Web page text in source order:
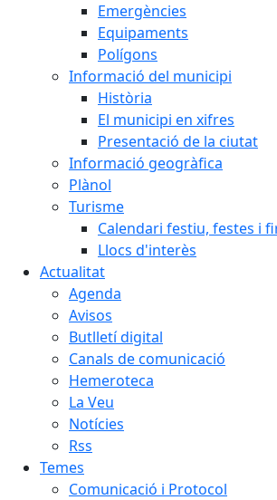
Emergències
Equipaments
Polígons
Informació del municipi
Història
El municipi en xifres
Presentació de la ciutat
Informació geogràfica
Plànol
Turisme
Calendari festiu, festes i
Llocs d'interès
Actualitat
Agenda
Avisos
Butlletí digital
Canals de comunicació
Hemeroteca
La Veu
Notícies
Rss
Temes
Comunicació i Protocol